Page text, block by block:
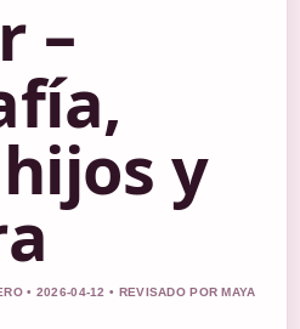
–
y
• 2026-04-12 • REVISADO POR MAYA